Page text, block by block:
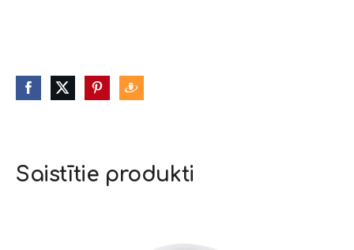
Saistītie produkti